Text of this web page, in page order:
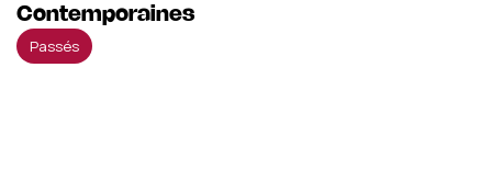
Contemporaines
Passés